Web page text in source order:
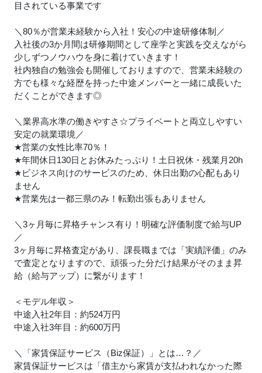
目されている事業です
＼80％が営業未経験から入社！安心の中途研修体制／
入社後の3か月間は研修期間として座学と実践を交えながら
少しずつノウハウを身に着けていきます！
社内独自の勉強会も開催しておりますので、営業未経験の
方でも様々な経歴を持った中途メンバーと一緒に成長いた
だくことができます◎
＼業界高水準の働きやすさ☆プライベートと両立しやすい
安定の就業環境／
★営業の女性比率70％！
★年間休日130日とお休みたっぷり！土日祝休・残業月20h
★ビジネス向けのサービスのため、休日出勤の心配もあり
ません
★営業先は一都三県のみ！転勤出張もありません
＼3ヶ月毎に昇格チャンス有り！明確な評価制度で給与UP
／
3ヶ月毎に昇格査定があり、課長職までは「実績評価」のみ
で査定となりますので、頑張った分だけ結果がそのまま昇
給（給与アップ）に繋がります！
＜モデル年収＞
中途入社2年目：約524万円
中途入社3年目：約600万円
＼「家賃保証サービス（Biz保証）」とは…？／
家賃保証サービスは「借主から家賃が支払われなかった際